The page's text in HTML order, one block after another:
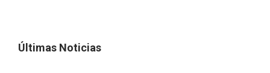
Últimas Noticias